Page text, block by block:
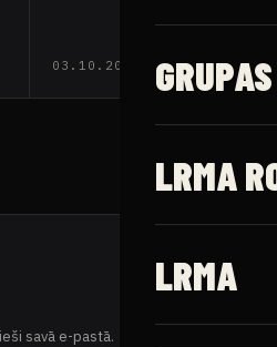
GRUPAS
LRMA
LRMA
03.10.2018
savā e-pastā.